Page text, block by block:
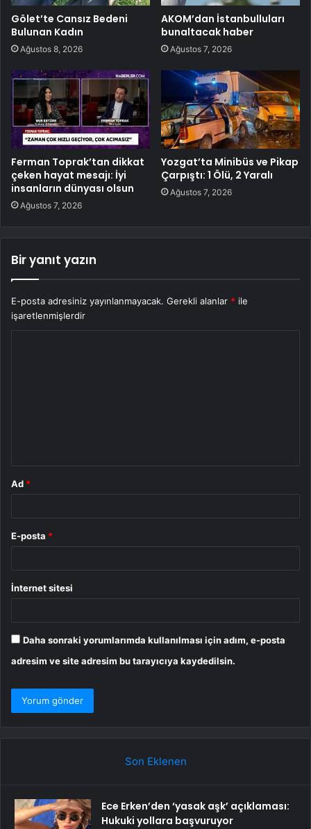
Gölet’te Cansız Bedeni
Bulunan Kadın
Ağustos 8, 2026
AKOM’dan İstanbulluları
bunaltacak haber
Ağustos 7, 2026
Ferman Toprak’tan dikkat
çeken hayat mesajı: İyi
insanların dünyası olsun
Ağustos 7, 2026
Yozgat’ta Minibüs ve Pikap
Çarpıştı: 1 Ölü, 2 Yaralı
Ağustos 7, 2026
Bir yanıt yazın
E-posta adresiniz yayınlanmayacak. Gerekli alanlar * ile
işaretlenmişlerdir
Ad *
E-posta *
İnternet sitesi
Daha sonraki yorumlarımda kullanılması için adım, e-posta
adresim ve site adresim bu tarayıcıya kaydedilsin.
Son Eklenen
Ece Erken’den ‘yasak aşk’ açıklaması:
Hukuki yollara başvuruyor